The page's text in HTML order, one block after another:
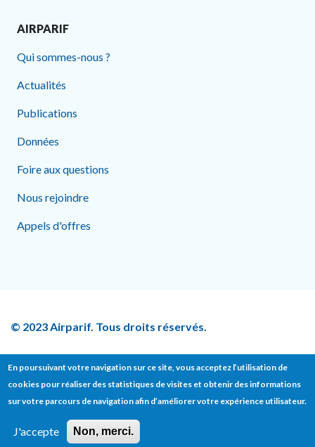
AIRPARIF
Qui sommes-nous ?
Actualités
Publications
Données
Foire aux questions
Nous rejoindre
Appels d'offres
© 2023 Airparif. Tous droits réservés.
Footer bottom
Données personnelles
En poursuivant votre navigation sur ce site, vous acceptez l’utilisation de
cookies pour réaliser des statistiques de visites et obtenir des informations
sur votre parcours de navigation afin d’améliorer votre expérience utilisateur.
J'accepte Non, merci.